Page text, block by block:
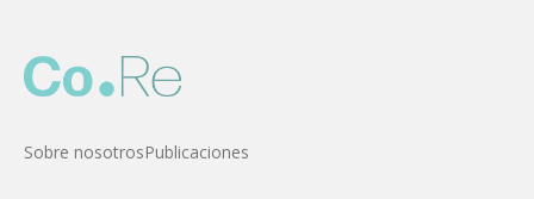
Sobre nosotrosPublicaciones